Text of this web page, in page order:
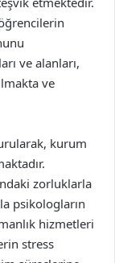
ve alanları,
ve
kurum
zorluklarla
psikologların
hizmetleri
stress